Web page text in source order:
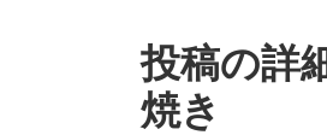
投稿の詳
焼き